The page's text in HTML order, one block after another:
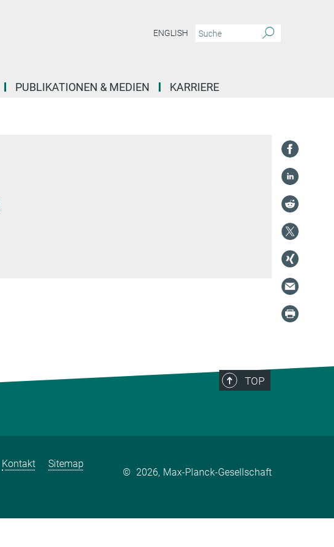
ENGLISH
PUBLIKATIONEN & MEDIEN KARRIERE
TOP
Kontakt
Sitemap
© 2026, Max-Planck-Gesellschaft